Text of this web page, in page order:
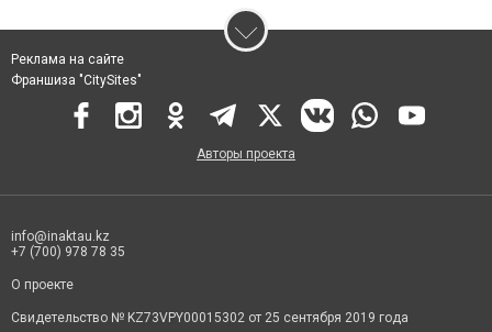
Реклама на сайте
Франшиза "CitySites"
Авторы проекта
info@inaktau.kz
+7 (700) 978 78 35
О проекте
Свидетельство № KZ73VPY00015302 от 25 сентября 2019 года